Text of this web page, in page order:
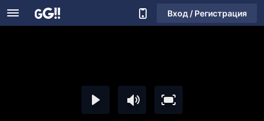
Вход / Регистрация